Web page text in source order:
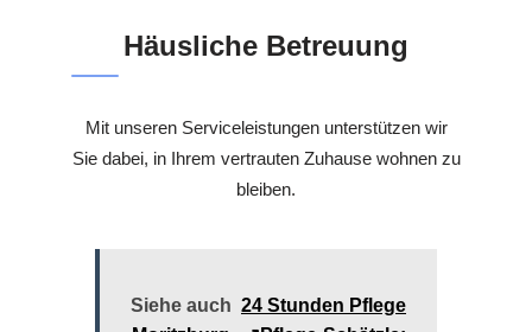
Häusliche Betreuung
Mit unseren Serviceleistungen unterstützen wir
Sie dabei, in Ihrem vertrauten Zuhause wohnen zu
bleiben.
Siehe auch 24 Stunden Pflege